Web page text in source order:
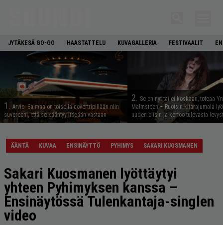
JYTÄKESÄ GO-GO HAASTATTELU KUVAGALLERIA FESTIVAALIT
1. Arvio: Saimaa on toisella covertripillään niin
suvereeni, että se kääntyy itseään vastaan
2. Se on nyt tai ei koskaan, toteaa
Malmsteen – Ruotsin kitarajumala
uuden biisin ja kertoo tulevasta
ÄÄNTÄ KUVAA ENSINÄYTTÖ PYHIMYS SAKARI KUOSMANEN
Sakari Kuosmanen lyöttäytyi
yhteen Pyhimyksen kanssa –
Ensinäytössä Tulenkantaja-singlen
video